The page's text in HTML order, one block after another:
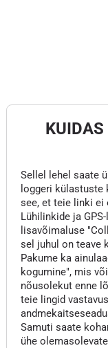
Sellel lehel saate
loggeri külastuste
see, et teie linki ei
Lühilinkide ja
lisavõimaluse
sel juhul on teave
Pakume ka
kogumine", mis
nõusolekut enne
teie lingid
Samuti saate
ühe